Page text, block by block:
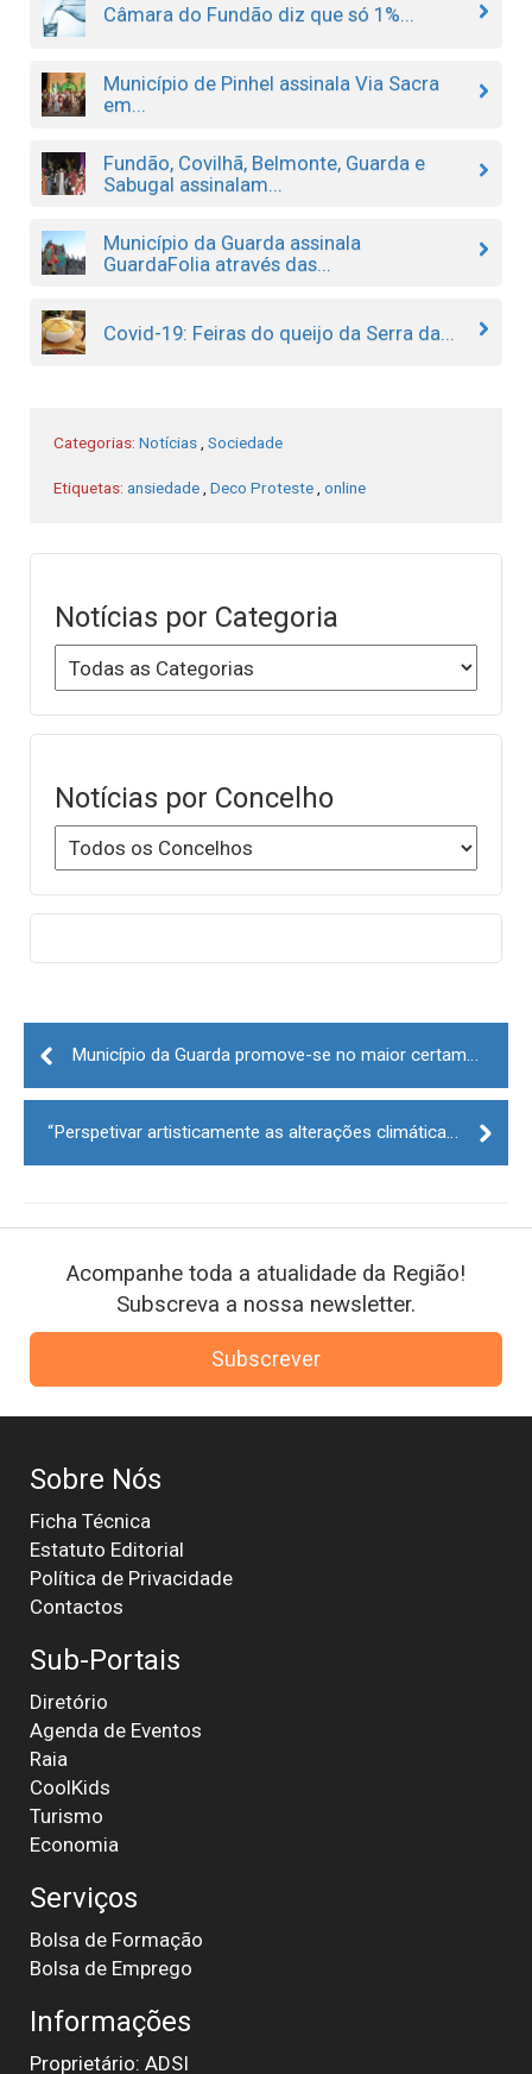
Câmara do Fundão diz que só 1%...
Município de Pinhel assinala Via Sacra
em...
Fundão, Covilhã, Belmonte, Guarda e
Sabugal assinalam...
Município da Guarda assinala
GuardaFolia através das...
Covid-19: Feiras do queijo da Serra da...
Categorias: Notícias Sociedade
Etiquetas: ansiedade Deco Proteste online
Notícias por Categoria
Notícias por Concelho
Post
navigation
Município da Guarda promove-se no maior certame do Turismo em Portugal
“Perspetivar artisticamente as alterações climáticas” no Museu da Guarda
Acompanhe toda a atualidade da Região!
Subscreva a nossa newsletter.
Subscrever
Sobre Nós
Ficha Técnica
Estatuto Editorial
Política de Privacidade
Contactos
Sub-Portais
Diretório
Agenda de Eventos
Raia
CoolKids
Turismo
Economia
Serviços
Bolsa de Formação
Bolsa de Emprego
Informações
Proprietário: ADSI